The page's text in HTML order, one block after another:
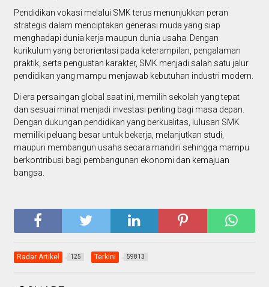
Pendidikan vokasi melalui SMK terus menunjukkan peran
strategis dalam menciptakan generasi muda yang siap
menghadapi dunia kerja maupun dunia usaha. Dengan
kurikulum yang berorientasi pada keterampilan, pengalaman
praktik, serta penguatan karakter, SMK menjadi salah satu jalur
pendidikan yang mampu menjawab kebutuhan industri modern.
Di era persaingan global saat ini, memilih sekolah yang tepat
dan sesuai minat menjadi investasi penting bagi masa depan.
Dengan dukungan pendidikan yang berkualitas, lulusan SMK
memiliki peluang besar untuk bekerja, melanjutkan studi,
maupun membangun usaha secara mandiri sehingga mampu
berkontribusi bagi pembangunan ekonomi dan kemajuan
bangsa.
Radar Artikel 125 Terkini 59813